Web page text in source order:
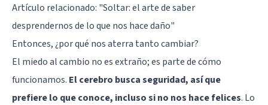
Artículo relacionado: "Soltar: el arte de saber
desprendernos de lo que nos hace daño"
Entonces, ¿por qué nos aterra tanto cambiar?
El miedo al cambio no es extraño; es parte de cómo
funcionamos. El cerebro busca seguridad, así que
prefiere lo que conoce, incluso si no nos hace felices. Lo